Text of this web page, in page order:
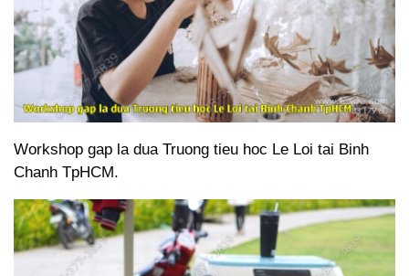
Workshop gap la dua Truong tieu hoc Le Loi tai Binh
Chanh TpHCM.